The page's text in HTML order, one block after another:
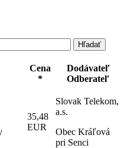
Cena
*
Dodávateľ
Odberateľ
35,48
EUR
Slovak Telekom,
a.s.
Obec Kráľová
pri Senci